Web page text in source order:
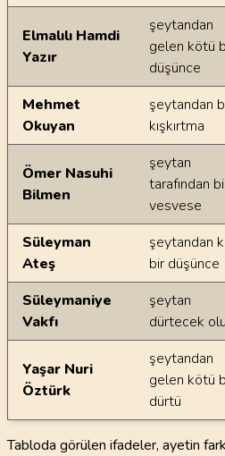
Elmalılı Hamdi
Yazır
şeytandan
gelen kötü
düşünce
Mehmet
Okuyan
şeytandan
kışkırtma
Ömer Nasuhi
Bilmen
şeytan
tarafından
vesvese
Süleyman
Ateş
şeytandan
bir düşünce
Süleymaniye
Vakfı
şeytan
dürtecek
Yaşar Nuri
Öztürk
şeytandan
gelen kötü
dürtü
Tabloda görülen ifadeler, ayetin